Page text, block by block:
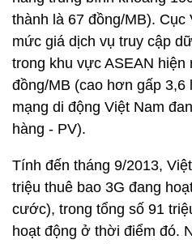
thành là 67 đồng/MB).
mức giá dịch vụ truy cập
trong khu vực ASEAN hiện
đồng/MB (cao hơn gấp
mạng di động Việt Nam
hàng - PV).
Tính đến tháng 9/2013,
triệu thuê bao 3G đang
cước), trong tổng số 91
hoạt động ở thời điểm đó.